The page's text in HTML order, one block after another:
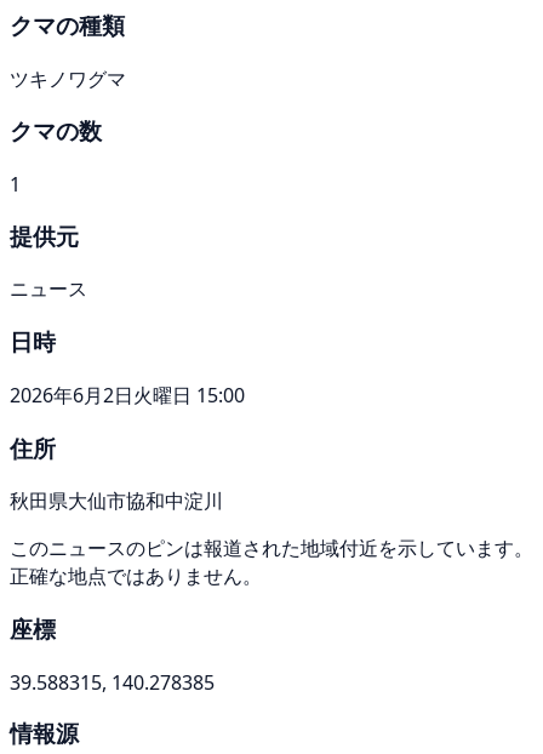
クマの種類
ツキノワグマ
クマの数
1
提供元
ニュース
日時
2026年6月2日火曜日 15:00
住所
秋田県大仙市協和中淀川
このニュースのピンは報道された地域付近を示しています。
正確な地点ではありません。
座標
39.588315, 140.278385
情報源